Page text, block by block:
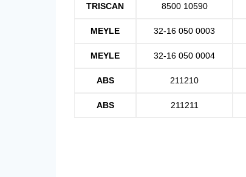
TRISCAN 8500 10590
MEYLE 32-16 050 0003
MEYLE 32-16 050 0004
ABS 211210
ABS 211211